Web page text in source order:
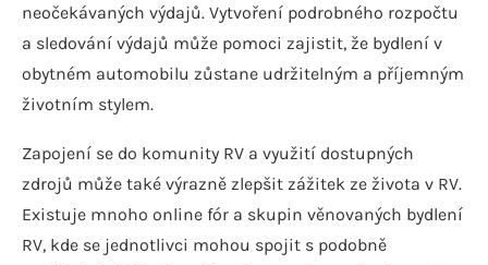
neočekávaných výdajů. Vytvoření podrobného rozpočtu
a sledování výdajů může pomoci zajistit, že bydlení v
obytném automobilu zůstane udržitelným a příjemným
životním stylem.
Zapojení se do komunity RV a využití dostupných
zdrojů může také výrazně zlepšit zážitek ze života v RV.
Existuje mnoho online fór a skupin věnovaných bydlení
RV, kde se jednotlivci mohou spojit s podobně